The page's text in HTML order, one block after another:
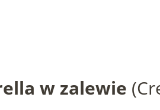
w zalewie